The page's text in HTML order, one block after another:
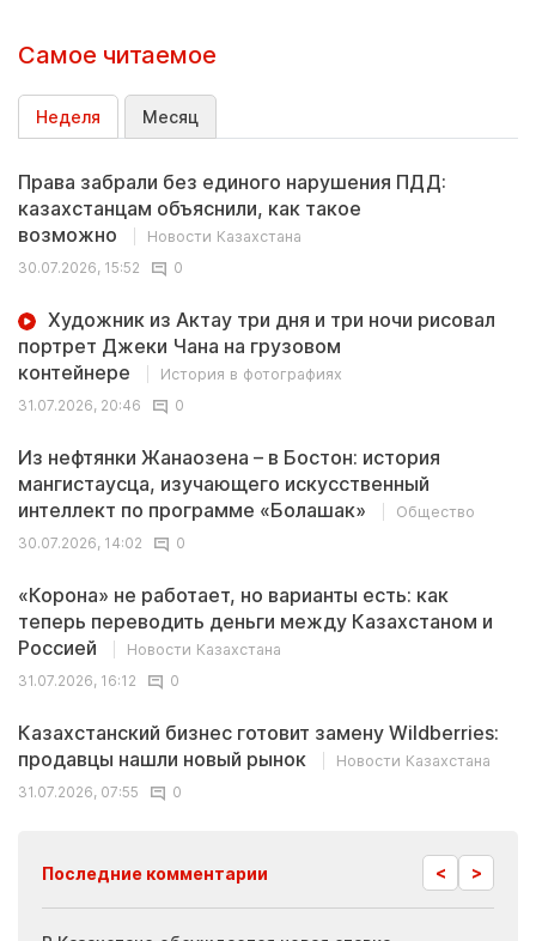
Самое читаемое
Неделя Месяц
Права забрали без единого нарушения ПДД:
казахстанцам объяснили, как такое
возможно
Новости Казахстана
30.07.2026, 15:52
0
Художник из Актау три дня и три ночи рисовал
портрет Джеки Чана на грузовом
контейнере
История в фотографиях
31.07.2026, 20:46
0
Из нефтянки Жанаозена – в Бостон: история
мангистаусца, изучающего искусственный
интеллект по программе «Болашак»
Общество
30.07.2026, 14:02
0
«Корона» не работает, но варианты есть: как
теперь переводить деньги между Казахстаном и
Россией
Новости Казахстана
31.07.2026, 16:12
0
Казахстанский бизнес готовит замену Wildberries:
продавцы нашли новый рынок
Новости Казахстана
31.07.2026, 07:55
0
Последние комментарии < >